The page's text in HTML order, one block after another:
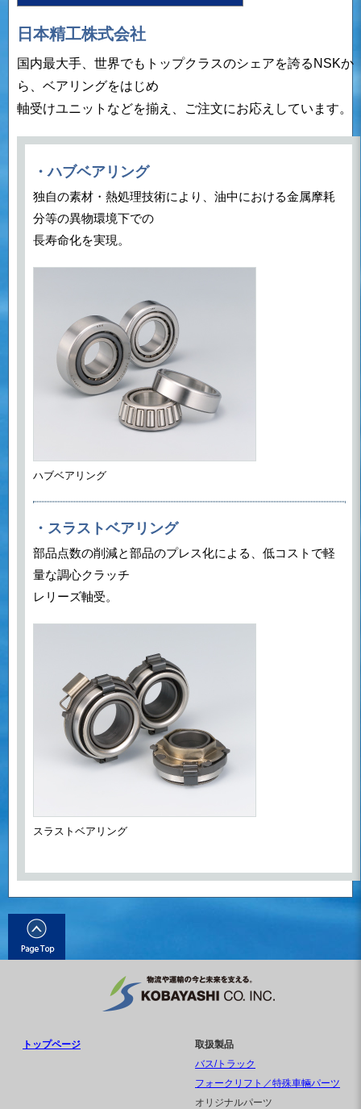
日本精工株式会社
国内最大手、世界でもトップクラスのシェアを誇るNSKか
ら、ベアリングをはじめ
軸受けユニットなどを揃え、ご注文にお応えしています。
・ハブベアリング
独自の素材・熱処理技術により、油中における金属摩耗
分等の異物環境下での
長寿命化を実現。
ハブベアリング
・スラストベアリング
部品点数の削減と部品のプレス化による、低コストで軽
量な調心クラッチ
レリーズ軸受。
スラストベアリング
トップページ
取扱製品
バス/トラック
フォークリフト／特殊車輛パーツ
オリジナルパーツ